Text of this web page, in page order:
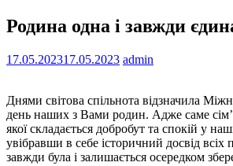
Родина одна і завжди
17.05.202317.05.2023 admin
Днями світова спільнота відзначила
день наших з Вами родин. Адже саме
якої складається добробут та спокій у
увібравши в себе історичний досвід всіх
завжди була і залишається осередком